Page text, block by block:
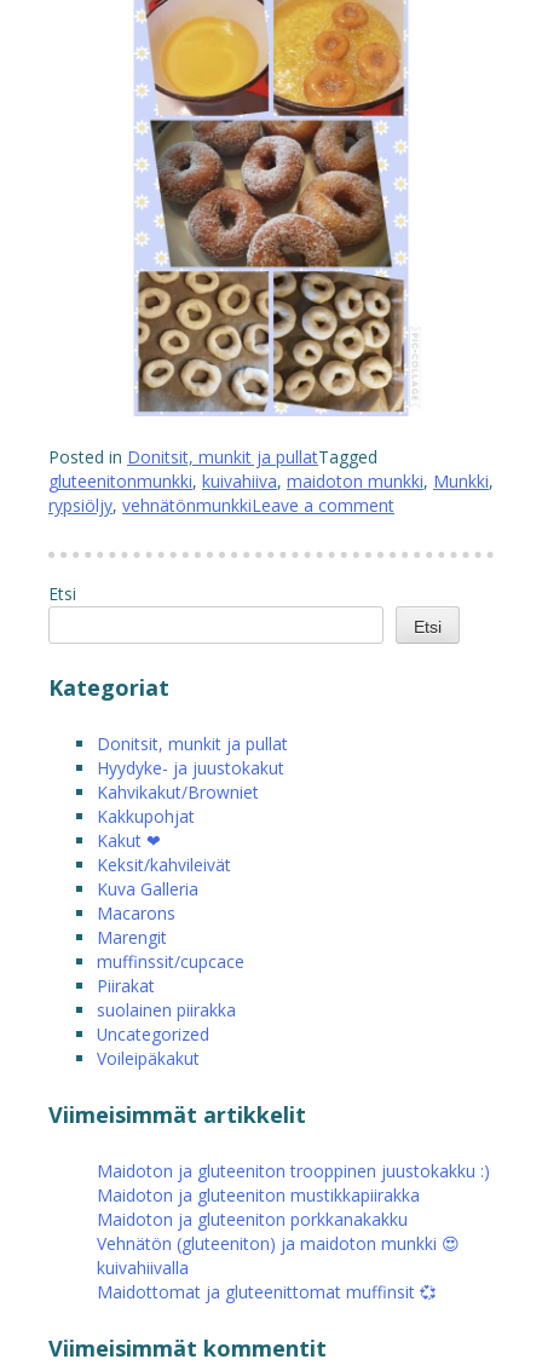
Posted in Donitsit, munkit ja pullatTagged
gluteenitonmunkki, kuivahiiva, maidoton munkki, Munkki,
rypsiöljy, vehnätönmunkkiLeave a comment
Etsi
Etsi
Kategoriat
Donitsit, munkit ja pullat
Hyydyke- ja juustokakut
Kahvikakut/Browniet
Kakkupohjat
Kakut ❤
Keksit/kahvileivät
Kuva Galleria
Macarons
Marengit
muffinssit/cupcace
Piirakat
suolainen piirakka
Uncategorized
Voileipäkakut
Viimeisimmät artikkelit
Maidoton ja gluteeniton trooppinen juustokakku :)
Maidoton ja gluteeniton mustikkapiirakka
Maidoton ja gluteeniton porkkanakakku
Vehnätön (gluteeniton) ja maidoton munkki 😍
kuivahiivalla
Maidottomat ja gluteenittomat muffinsit 💞
Viimeisimmät kommentit